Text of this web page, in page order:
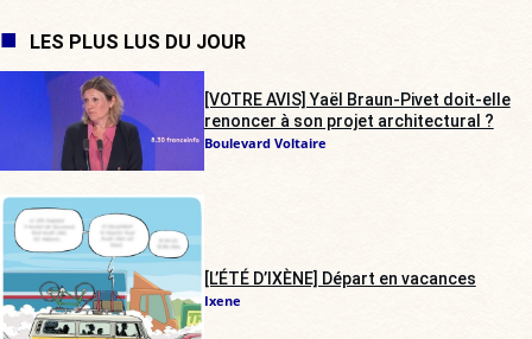
LES PLUS LUS DU JOUR
[VOTRE AVIS] Yaël Braun-Pivet doit-elle
renoncer à son projet architectural ?
Boulevard Voltaire
[L’ÉTÉ D’IXÈNE] Départ en vacances
Ixene